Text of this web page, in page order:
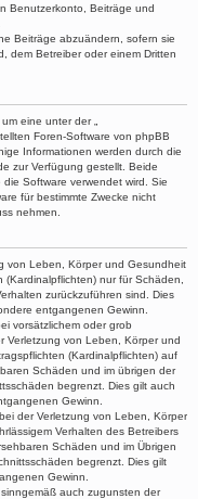
Benutzerkonto, Beiträge und
Beiträge abzuändern, sofern sie
dem Betreiber oder einem Dritten
eine unter der „
Foren-Software von phpBB
Informationen werden durch die
zur Verfügung gestellt. Beide
Software verwendet wird. Sie
für bestimmte Zwecke nicht
nehmen.
von Leben, Körper und Gesundheit
nur für Schäden,
zurückzuführen sind. Dies
entgangenen Gewinn.
vorsätzlichem oder grob
Verletzung von Leben, Körper und
(Kardinalpflichten) auf
Schäden und im übrigen der
begrenzt. Dies gilt auch
Gewinn.
der Verletzung von Leben, Körper
Verhalten des Betreibers
Schäden und im Übrigen
begrenzt. Dies gilt
Gewinn.
auch zugunsten der